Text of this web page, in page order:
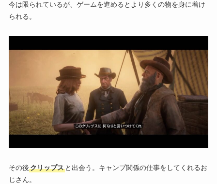
今は限られているが、ゲームを進めるとより多くの物を身に着け
られる。
その後クリップスと出会う。キャンプ関係の仕事をしてくれるお
じさん。